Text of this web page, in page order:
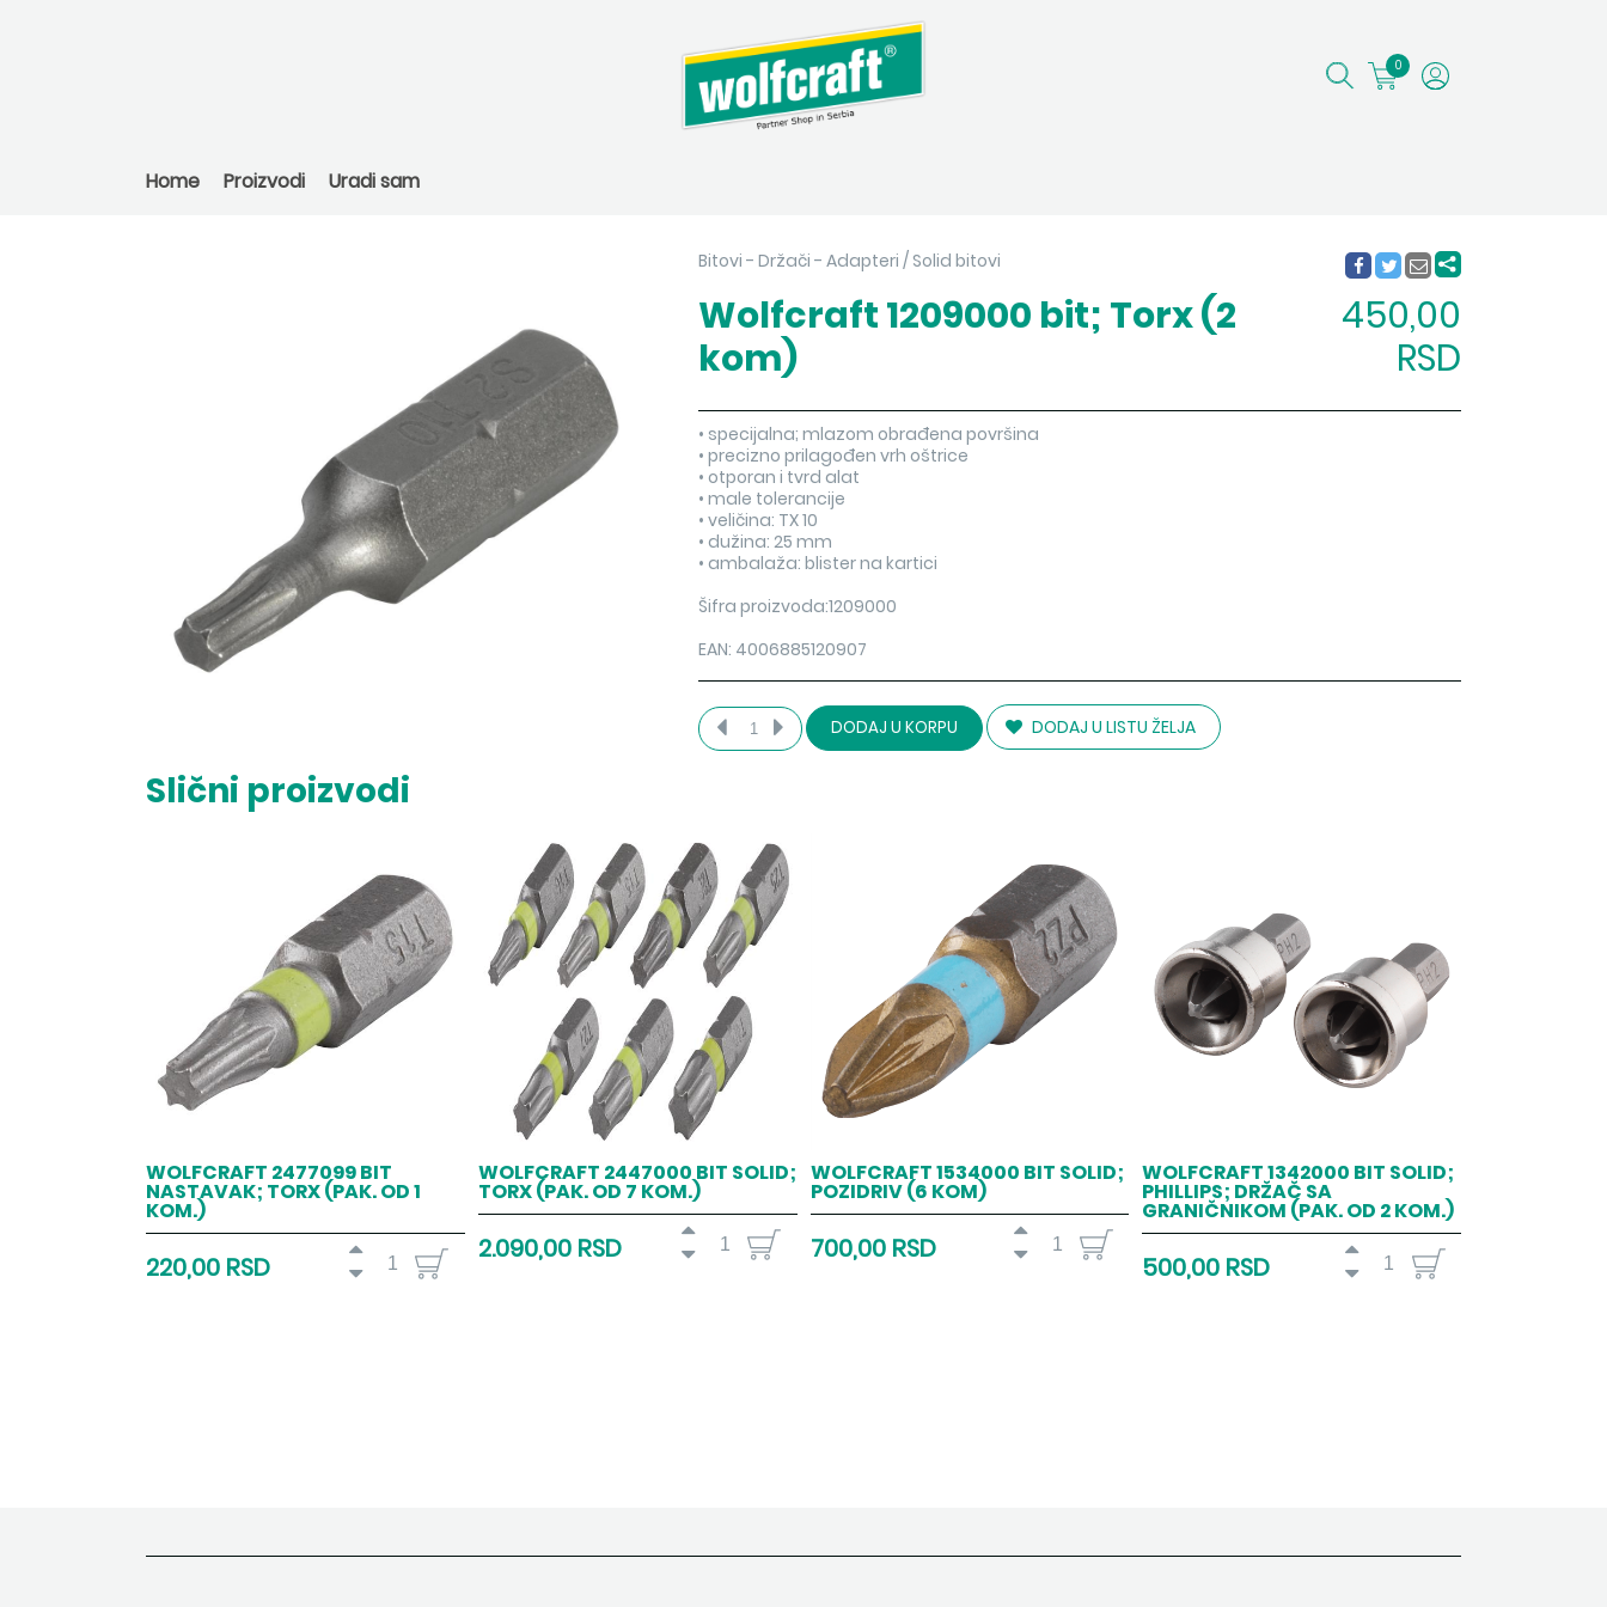
0
Home Proizvodi Uradi sam
Bitovi - Držači - Adapteri /Solid bitovi
Wolfcraft 1209000 bit; Torx (2
kom)
450,00
RSD
• specijalna; mlazom obrađena površina
• precizno prilagođen vrh oštrice
• otporan i tvrd alat
• male tolerancije
• veličina: TX 10
• dužina: 25 mm
• ambalaža: blister na kartici
Šifra proizvoda:1209000
EAN: 4006885120907
DODAJ U KORPU DODAJ U LISTU ŽELJA
Slični proizvodi
WOLFCRAFT 2477099 BIT
NASTAVAK; TORX (PAK. OD 1
KOM.)
220,00 RSD
WOLFCRAFT 2447000 BIT SOLID;
TORX (PAK. OD 7 KOM.)
2.090,00 RSD
WOLFCRAFT 1534000 BIT SOLID;
POZIDRIV (6 KOM)
700,00 RSD
WOLFCRAFT 1342000 BIT SOLID;
PHILLIPS; DRŽAČ SA
GRANIČNIKOM (PAK. OD 2 KOM.)
500,00 RSD